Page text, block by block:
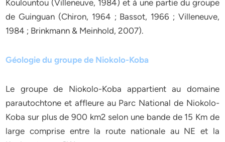
Koulountou (Villeneuve, 1984) et à une partie du groupe
de Guinguan (Chiron, 1964 ; Bassot, 1966 ; Villeneuve,
1984 ; Brinkmann & Meinhold, 2007).
Géologie du groupe de Niokolo-Koba
Le groupe de Niokolo-Koba appartient au domaine
parautochtone et affleure au Parc National de Niokolo-
Koba sur plus de 900 km2 selon une bande de 15 Km de
large comprise entre la route nationale au NE et la